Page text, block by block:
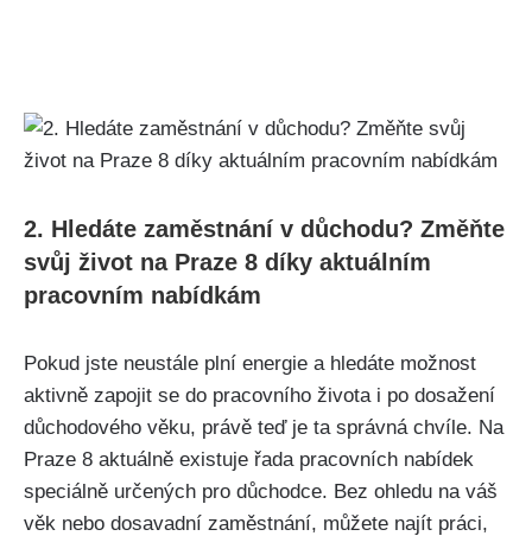
2. Hledáte zaměstnání v důchodu? Změňte
svůj život na Praze 8 díky aktuálním
pracovním nabídkám
Pokud jste neustále plní energie a hledáte možnost
aktivně zapojit se do pracovního života i po dosažení
důchodového věku, právě teď je ta správná chvíle. Na
Praze 8 aktuálně existuje řada pracovních nabídek
speciálně určených pro důchodce. Bez ohledu na váš
věk nebo dosavadní zaměstnání, můžete najít práci,